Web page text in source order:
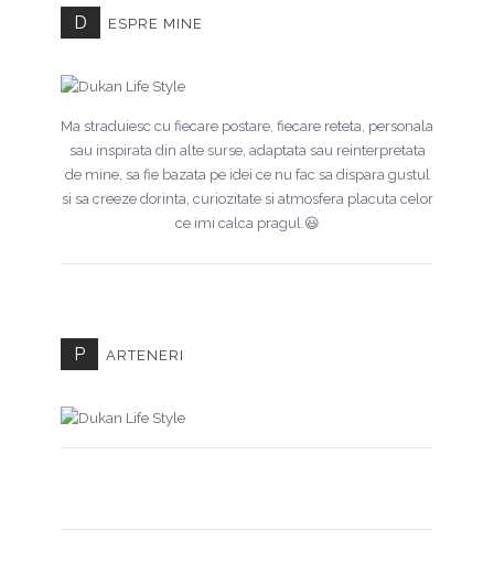
D ESPRE MINE
Ma straduiesc cu fiecare postare, fiecare reteta, personala
sau inspirata din alte surse, adaptata sau reinterpretata
de mine, sa fie bazata pe idei ce nu fac sa dispara gustul
si sa creeze dorinta, curiozitate si atmosfera placuta celor
ce imi calca pragul.😃
P ARTENERI